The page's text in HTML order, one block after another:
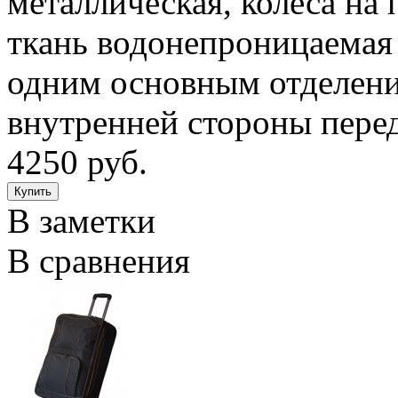
ткань
одним основным
внутренней стороны
4250 руб.
В заметки
В сравнения